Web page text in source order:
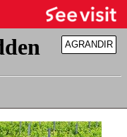
RÉDUIRE
AGRANDIR